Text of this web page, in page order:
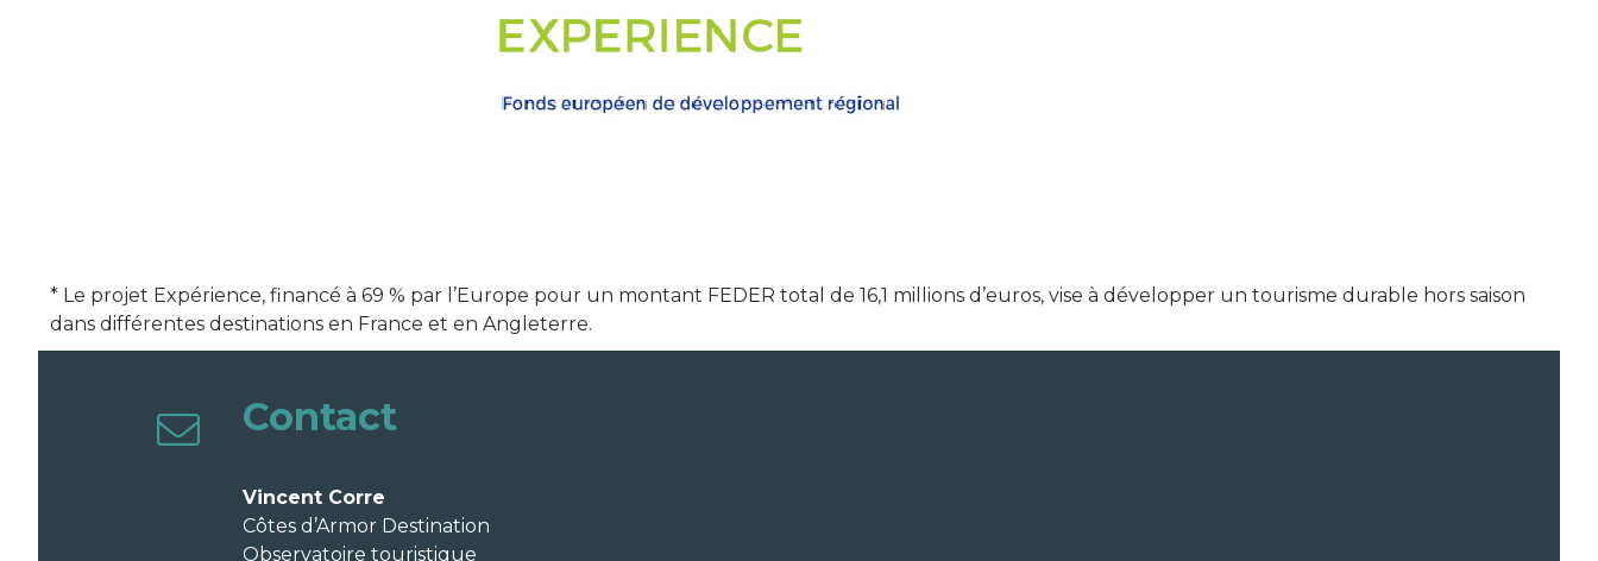
* Le projet Expérience, financé à 69 % par l’Europe pour un montant FEDER total de 16,1 millions d’euros, vise à développer un tourisme durable hors saison
dans différentes destinations en France et en Angleterre.
Contact
Vincent Corre
Côtes d’Armor Destination
Observatoire touristique